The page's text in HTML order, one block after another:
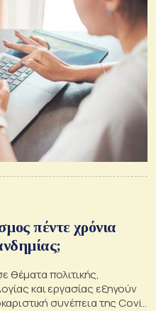
πέντε χρόνια
πολιτικής,
και εργασίας εξηγούν
συνέπεια της Covid